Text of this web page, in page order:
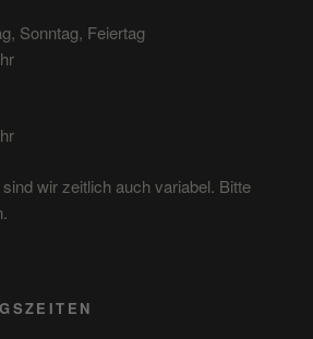
Sonntag, Feiertag
wir zeitlich auch variabel. Bitte